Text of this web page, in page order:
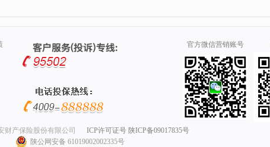
官方微信营销账号
财产保险股份有限公司
ICP许可证号 陕ICP备09017835号
陕公网安备 61019002002335号